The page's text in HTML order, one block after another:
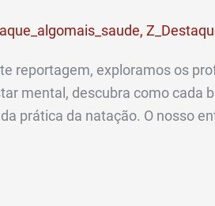
,
reportagem, exploramos os
mental, descubra como cada
prática da natação. O nosso